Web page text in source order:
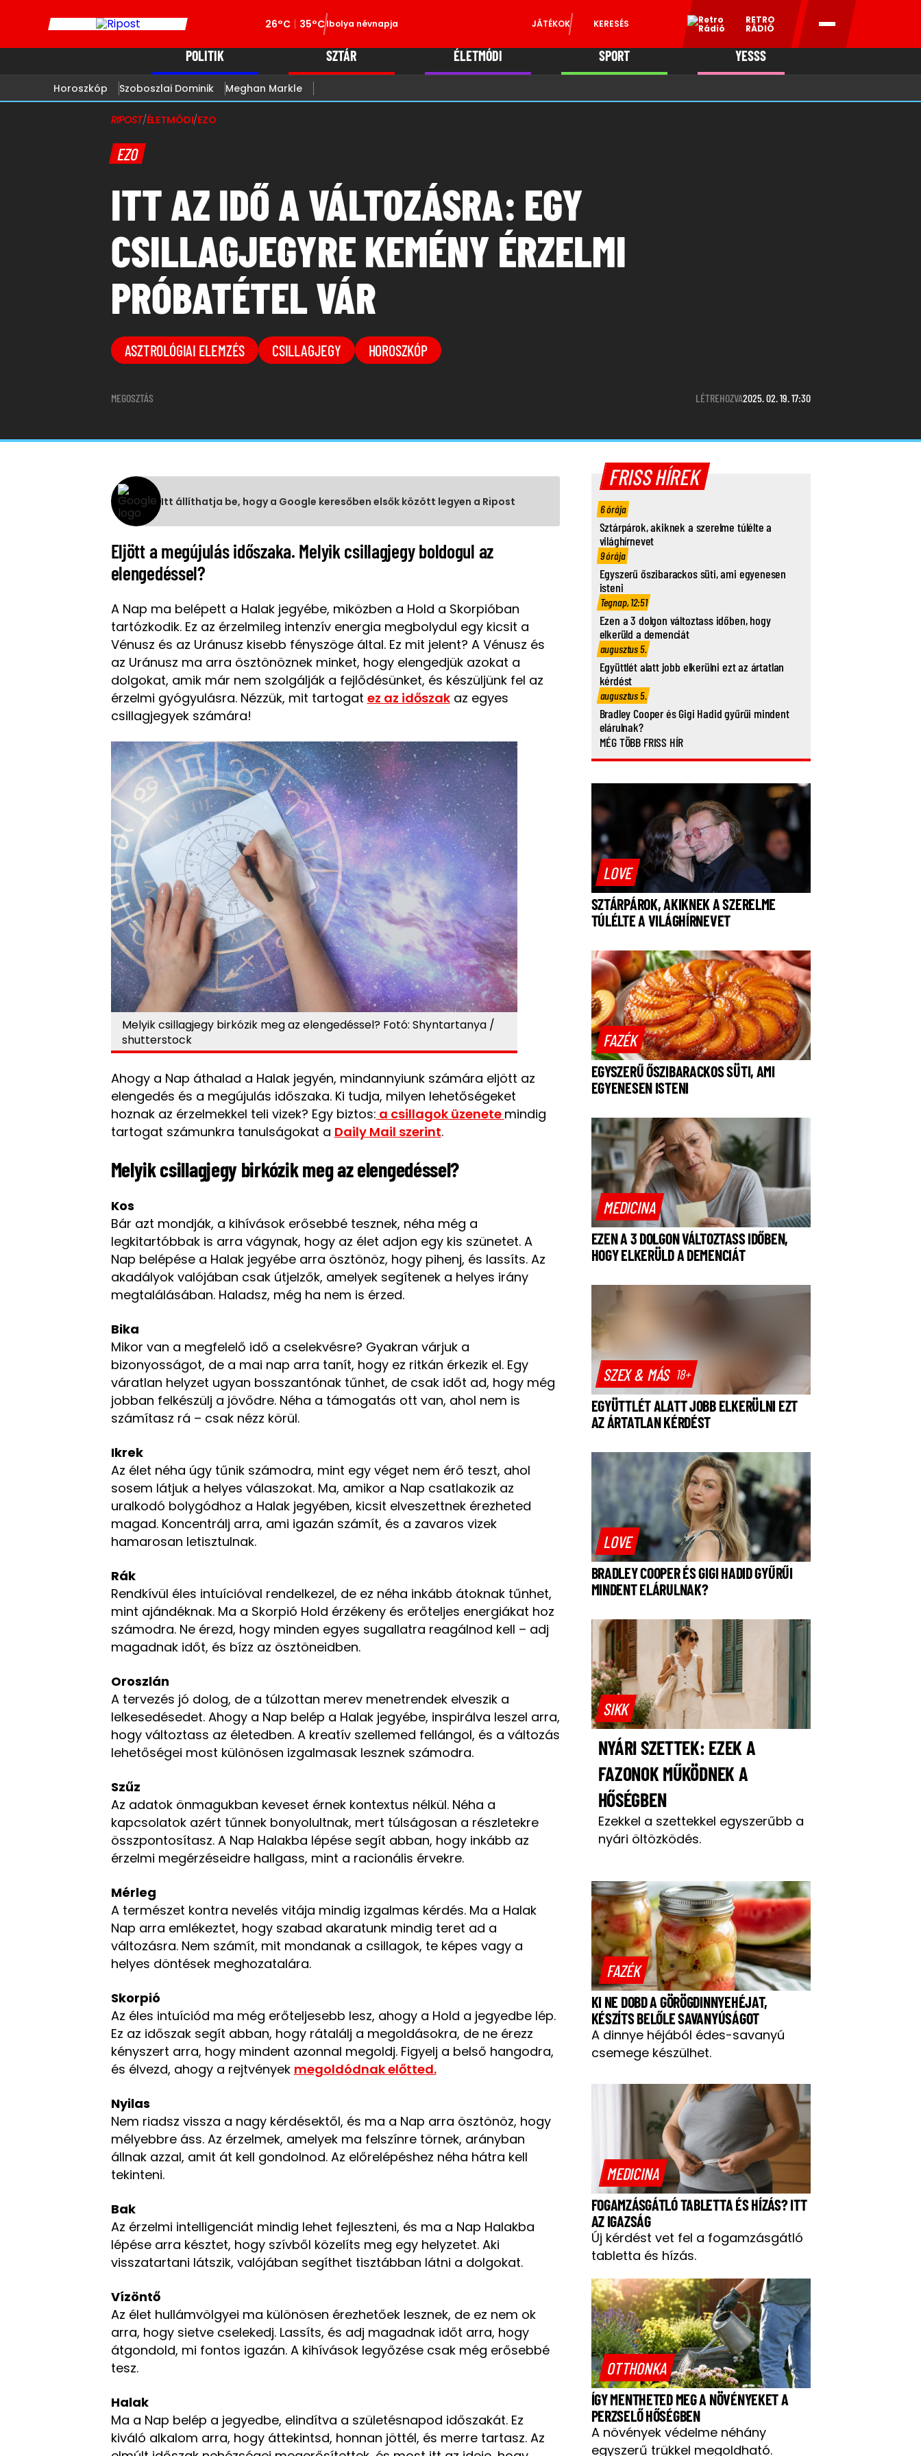
26°C 35°CIbolya névnapja JÁTÉKOK KERESÉS RETRO
RÁDIÓ
POLITIK SZTÁR ÉLETMÓDI SPORT YESSS
Horoszkóp Szoboszlai Dominik Meghan Markle
RIPOST/ÉLETMÓDI/EZO
EZO
ITT AZ IDŐ A VÁLTOZÁSRA: EGY
CSILLAGJEGYRE KEMÉNY ÉRZELMI
PRÓBATÉTEL VÁR
ASZTROLÓGIAI ELEMZÉS CSILLAGJEGY HOROSZKÓP
MEGOSZTÁS LÉTREHOZVA2025. 02. 19. 17:30
Itt állíthatja be, hogy a Google keresőben elsők között legyen a Ripost
Eljött a megújulás időszaka. Melyik csillagjegy boldogul az
elengedéssel?
A Nap ma belépett a Halak jegyébe, miközben a Hold a Skorpióban
tartózkodik. Ez az érzelmileg intenzív energia megbolydul egy kicsit a
Vénusz és az Uránusz kisebb fényszöge által. Ez mit jelent? A Vénusz és
az Uránusz ma arra ösztönöznek minket, hogy elengedjük azokat a
dolgokat, amik már nem szolgálják a fejlődésünket, és készüljünk fel az
érzelmi gyógyulásra. Nézzük, mit tartogat ez az időszakaz egyes
csillagjegyek számára!
Melyik csillagjegy birkózik meg az elengedéssel? Fotó: Shyntartanya /
shutterstock
Ahogy a Nap áthalad a Halak jegyén, mindannyiunk számára eljött az
elengedés és a megújulás időszaka. Ki tudja, milyen lehetőségeket
hoznak az érzelmekkel teli vizek? Egy biztos: a csillagok üzenete mindig
tartogat számunkra tanulságokat a Daily Mail szerint.
Melyik csillagjegy birkózik meg az elengedéssel?
Kos
Bár azt mondják, a kihívások erősebbé tesznek, néha még a
legkitartóbbak is arra vágynak, hogy az élet adjon egy kis szünetet. A
Nap belépése a Halak jegyébe arra ösztönöz, hogy pihenj, és lassíts. Az
akadályok valójában csak útjelzők, amelyek segítenek a helyes irány
megtalálásában. Haladsz, még ha nem is érzed.
Bika
Mikor van a megfelelő idő a cselekvésre? Gyakran várjuk a
bizonyosságot, de a mai nap arra tanít, hogy ez ritkán érkezik el. Egy
váratlan helyzet ugyan bosszantónak tűnhet, de csak időt ad, hogy még
jobban felkészülj a jövődre. Néha a támogatás ott van, ahol nem is
számítasz rá – csak nézz körül.
Ikrek
Az élet néha úgy tűnik számodra, mint egy véget nem érő teszt, ahol
sosem látjuk a helyes válaszokat. Ma, amikor a Nap csatlakozik az
uralkodó bolygódhoz a Halak jegyében, kicsit elveszettnek érezheted
magad. Koncentrálj arra, ami igazán számít, és a zavaros vizek
hamarosan letisztulnak.
Rák
Rendkívül éles intuícióval rendelkezel, de ez néha inkább átoknak tűnhet,
mint ajándéknak. Ma a Skorpió Hold érzékeny és erőteljes energiákat hoz
számodra. Ne érezd, hogy minden egyes sugallatra reagálnod kell – adj
magadnak időt, és bízz az ösztöneidben.
Oroszlán
A tervezés jó dolog, de a túlzottan merev menetrendek elveszik a
lelkesedésedet. Ahogy a Nap belép a Halak jegyébe, inspirálva leszel arra,
hogy változtass az életedben. A kreatív szellemed fellángol, és a változás
lehetőségei most különösen izgalmasak lesznek számodra.
Szűz
Az adatok önmagukban keveset érnek kontextus nélkül. Néha a
kapcsolatok azért tűnnek bonyolultnak, mert túlságosan a részletekre
összpontosítasz. A Nap Halakba lépése segít abban, hogy inkább az
érzelmi megérzéseidre hallgass, mint a racionális érvekre.
Mérleg
A természet kontra nevelés vitája mindig izgalmas kérdés. Ma a Halak
Nap arra emlékeztet, hogy szabad akaratunk mindig teret ad a
változásra. Nem számít, mit mondanak a csillagok, te képes vagy a
helyes döntések meghozatalára.
Skorpió
Az éles intuíciód ma még erőteljesebb lesz, ahogy a Hold a jegyedbe lép.
Ez az időszak segít abban, hogy rátalálj a megoldásokra, de ne érezz
kényszert arra, hogy mindent azonnal megoldj. Figyelj a belső hangodra,
és élvezd, ahogy a rejtvények megoldódnak előtted.
Nyilas
Nem riadsz vissza a nagy kérdésektől, és ma a Nap arra ösztönöz, hogy
mélyebbre áss. Az érzelmek, amelyek ma felszínre törnek, arányban
állnak azzal, amit át kell gondolnod. Az előrelépéshez néha hátra kell
tekinteni.
Bak
Az érzelmi intelligenciát mindig lehet fejleszteni, és ma a Nap Halakba
lépése arra késztet, hogy szívből közelíts meg egy helyzetet. Aki
visszatartani látszik, valójában segíthet tisztábban látni a dolgokat.
Vízöntő
Az élet hullámvölgyei ma különösen érezhetőek lesznek, de ez nem ok
arra, hogy sietve cselekedj. Lassíts, és adj magadnak időt arra, hogy
átgondold, mi fontos igazán. A kihívások legyőzése csak még erősebbé
tesz.
Halak
Ma a Nap belép a jegyedbe, elindítva a születésnapod időszakát. Ez
kiváló alkalom arra, hogy áttekintsd, honnan jöttél, és merre tartasz. Az
FRISS HÍREK
6 órája
Sztárpárok, akiknek a szerelme túlélte a
világhírnevet
9 órája
Egyszerű őszibarackos süti, ami egyenesen
isteni
Tegnap, 12:51
Ezen a 3 dolgon változtass időben, hogy
elkerüld a demenciát
augusztus 5.
Együttlét alatt jobb elkerülni ezt az ártatlan
kérdést
augusztus 5.
Bradley Cooper és Gigi Hadid gyűrűi mindent
elárulnak?
MÉG TÖBB FRISS HÍR
LOVE
SZTÁRPÁROK, AKIKNEK A SZERELME
TÚLÉLTE A VILÁGHÍRNEVET
FAZÉK
EGYSZERŰ ŐSZIBARACKOS SÜTI, AMI
EGYENESEN ISTENI
MEDICINA
EZEN A 3 DOLGON VÁLTOZTASS IDŐBEN,
HOGY ELKERÜLD A DEMENCIÁT
SZEX & MÁS 18+
EGYÜTTLÉT ALATT JOBB ELKERÜLNI EZT
AZ ÁRTATLAN KÉRDÉST
LOVE
BRADLEY COOPER ÉS GIGI HADID GYŰRŰI
MINDENT ELÁRULNAK?
SIKK
NYÁRI SZETTEK: EZEK A
FAZONOK MŰKÖDNEK A
HŐSÉGBEN
Ezekkel a szettekkel egyszerűbb a
nyári öltözködés.
FAZÉK
KI NE DOBD A GÖRÖGDINNYEHÉJAT,
KÉSZÍTS BELŐLE SAVANYÚSÁGOT
A dinnye héjából édes-savanyú
csemege készülhet.
MEDICINA
FOGAMZÁSGÁTLÓ TABLETTA ÉS HÍZÁS? ITT
AZ IGAZSÁG
Új kérdést vet fel a fogamzásgátló
tabletta és hízás.
OTTHONKA
ÍGY MENTHETED MEG A NÖVÉNYEKET A
PERZSELŐ HŐSÉGBEN
A növények védelme néhány
egyszerű trükkel megoldható.